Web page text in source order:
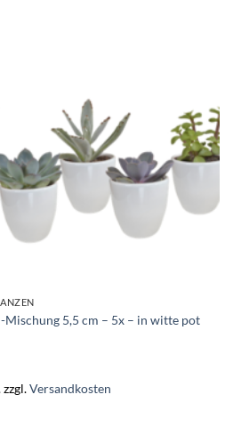
Mischung 5,5 cm – 5x – in witte pot
zzgl.Versandkosten